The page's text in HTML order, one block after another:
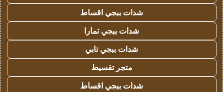
شدات ببجي اقساط
شدات ببجي تمارا
شدات ببجي تابي
متجر تقسيط
شدات ببجي اقساط